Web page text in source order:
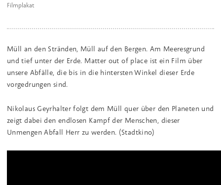
Filmplakat
Müll an den Stränden, Müll auf den Bergen. Am Meeresgrund
und tief unter der Erde. Matter out of place ist ein Film über
unsere Abfälle, die bis in die hintersten Winkel dieser Erde
vorgedrungen sind.
Nikolaus Geyrhalter folgt dem Müll quer über den Planeten und
zeigt dabei den endlosen Kampf der Menschen, dieser
Unmengen Abfall Herr zu werden. (Stadtkino)